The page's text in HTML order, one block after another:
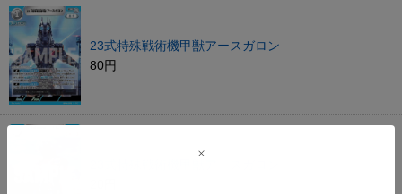
23式特殊戦術機甲獣アースガロン
80円